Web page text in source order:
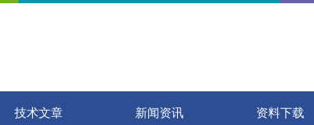
技术文章 新闻资讯 资料下载